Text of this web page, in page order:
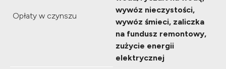
Opłaty w czynszu
wywóz nieczystości,
wywóz śmieci, zaliczka
na fundusz remontowy,
zużycie energii
elektrycznej